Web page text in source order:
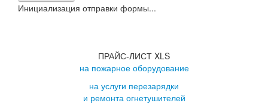
Инициализация отправки формы...
ПРАЙС-ЛИСТ XLS
на пожарное оборудование
на услуги перезарядки
и ремонта огнетушителей